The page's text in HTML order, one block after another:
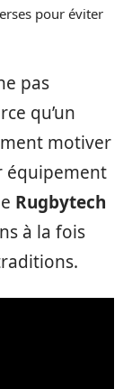
pour éviter
pas
qu’un
motiver
équipement
Rugbytech
à la fois